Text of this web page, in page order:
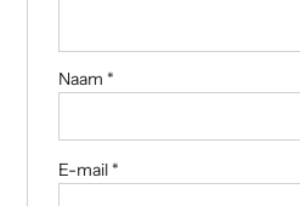
Naam *
E-mail *